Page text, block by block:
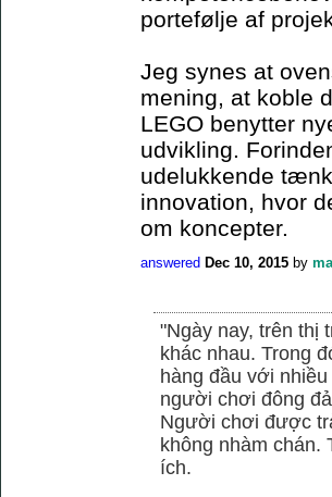
portefølje af
Jeg synes at
mening, at koble
LEGO benytter
udvikling.
udelukkende
innovation, hvor
om koncepter.
answered Dec 10, 2015 by
"Ngày nay, trên thị
khác nhau. Trong
hàng đầu với
người chơi đông
Người chơi được
không nhàm chán.
ích.